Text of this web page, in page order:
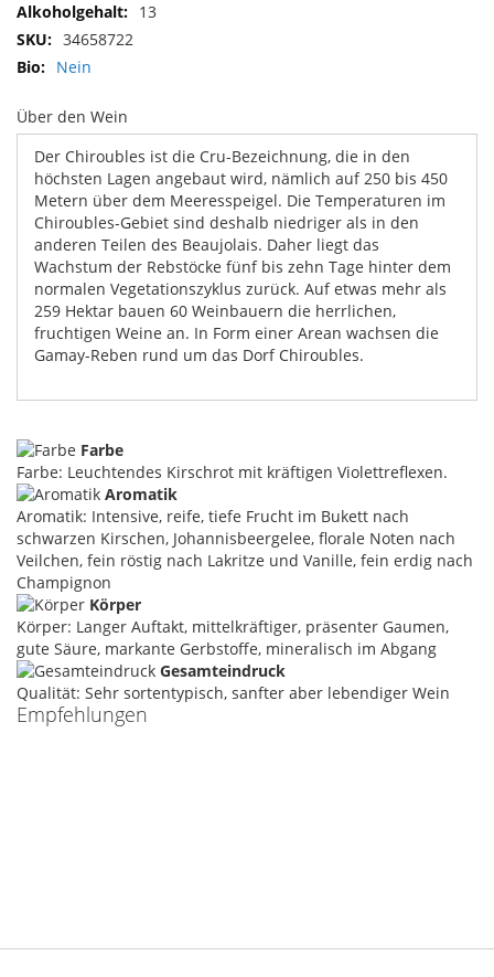
13
34658722
Nein
Über den Wein
Der Chiroubles ist die Cru-Bezeichnung, die in den
höchsten Lagen angebaut wird, nämlich auf 250 bis 450
Metern über dem Meeresspeigel. Die Temperaturen im
Chiroubles-Gebiet sind deshalb niedriger als in den
anderen Teilen des Beaujolais. Daher liegt das
Wachstum der Rebstöcke fünf bis zehn Tage hinter dem
normalen Vegetationszyklus zurück. Auf etwas mehr als
259 Hektar bauen 60 Weinbauern die herrlichen,
fruchtigen Weine an. In Form einer Arean wachsen die
Gamay-Reben rund um das Dorf Chiroubles.
Farbe
Farbe: Leuchtendes Kirschrot mit kräftigen Violettreflexen.
Aromatik
Aromatik: Intensive, reife, tiefe Frucht im Bukett nach
schwarzen Kirschen, Johannisbeergelee, florale Noten nach
Veilchen, fein röstig nach Lakritze und Vanille, fein erdig nach
Champignon
Körper
Körper: Langer Auftakt, mittelkräftiger, präsenter Gaumen,
gute Säure, markante Gerbstoffe, mineralisch im Abgang
Gesamteindruck
Qualität: Sehr sortentypisch, sanfter aber lebendiger Wein
Empfehlungen